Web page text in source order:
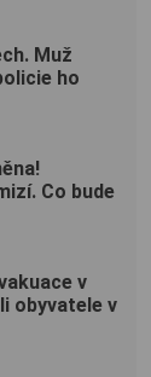
Muž
ho
Co bude
v
obyvatele v